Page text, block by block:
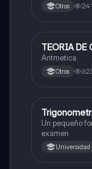
Otros 241
Matemáticas
TEORIA DE
Aritmetica
Otros
Matemáticas
Un pequeño
examen
Universidad